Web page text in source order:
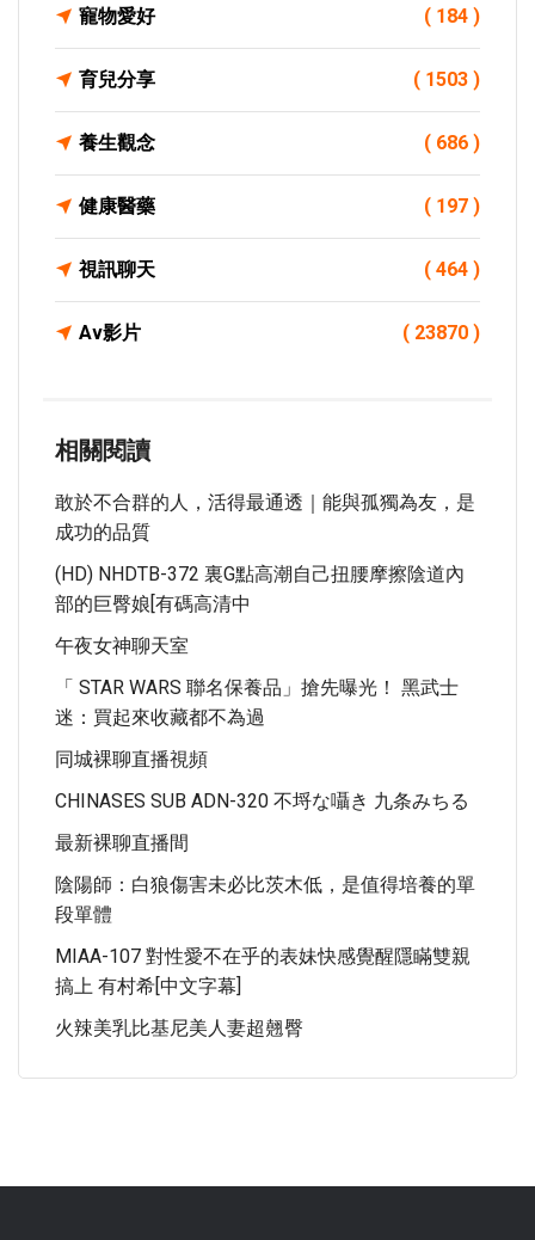
寵物愛好 ( 184 )
育兒分享 ( 1503 )
養生觀念 ( 686 )
健康醫藥 ( 197 )
視訊聊天 ( 464 )
Av影片 ( 23870 )
相關閱讀
敢於不合群的人，活得最通透｜能與孤獨為友，是
成功的品質
(HD) NHDTB-372 裏G點高潮自己扭腰摩擦陰道內
部的巨臀娘[有碼高清中
午夜女神聊天室
「 STAR WARS 聯名保養品」搶先曝光！ 黑武士
迷：買起來收藏都不為過
同城裸聊直播視頻
CHINASES SUB ADN-320 不埒な囁き 九条みちる
最新裸聊直播間
陰陽師：白狼傷害未必比茨木低，是值得培養的單
段單體
MIAA-107 對性愛不在乎的表妹快感覺醒隱瞞雙親
搞上 有村希[中文字幕]
火辣美乳比基尼美人妻超翹臀